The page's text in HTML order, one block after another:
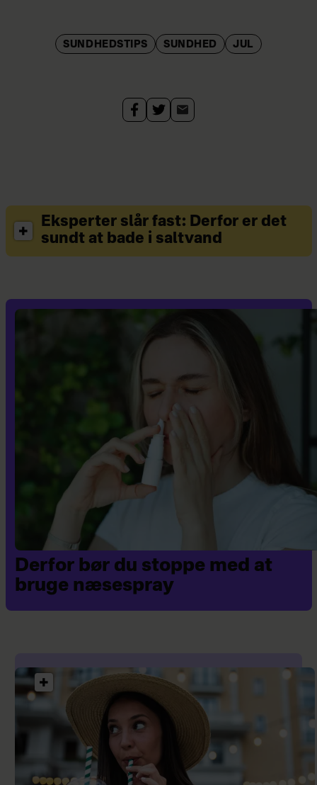
SUNDHEDSTIPS SUNDHED JUL
Eksperter slår fast: Derfor er det
sundt at bade i saltvand
Derfor bør du stoppe med at
bruge næsespray